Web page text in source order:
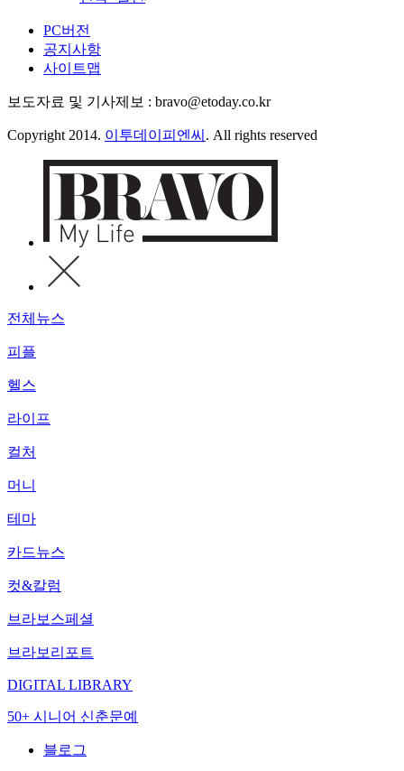
PC버전
공지사항
사이트맵
보도자료 및 기사제보 : bravo@etoday.co.kr
Copyright 2014. 이투데이피엔씨 . All rights reserved
전체뉴스
피플
헬스
라이프
컬처
머니
테마
카드뉴스
컷&칼럼
브라보스페셜
브라보리포트
DIGITAL LIBRARY
50+ 시니어 신춘문예
블로그